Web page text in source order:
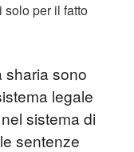
solo per il fatto
sharia sono
legale
sistema di
sentenze